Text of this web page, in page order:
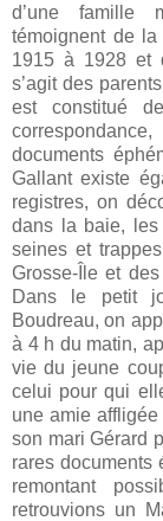
d’une famille
témoignent de
1915 à 1928 et
s’agit des
est constitué
documents
Gallant existe
registres, on
dans la baie, les
seines et
Grosse-Île et
Dans le petit
Boudreau, on
à 4 h du matin,
vie du jeune
celui pour qui
une amie
son mari Gérard
rares documents
remontant
retrouvions un